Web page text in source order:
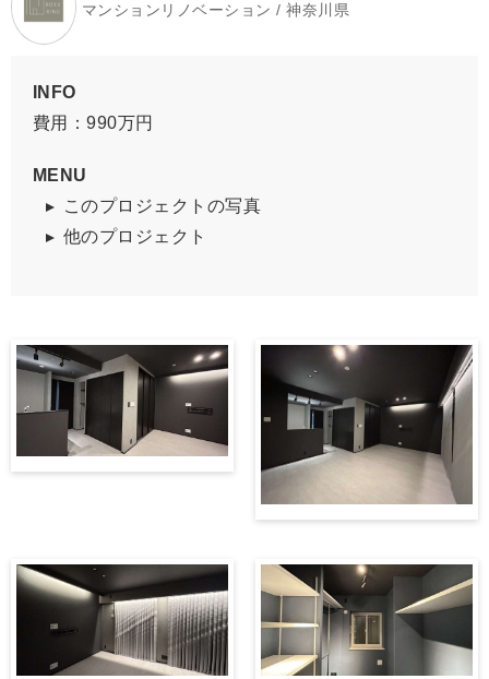
マンションリノベーション / 神奈川県
INFO
費用：990万円
MENU
このプロジェクトの写真
他のプロジェクト